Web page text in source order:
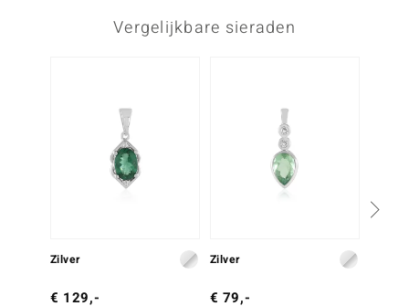
Vergelijkbare sieraden
Zilver
€ 129,-
Zilver
€ 79,-